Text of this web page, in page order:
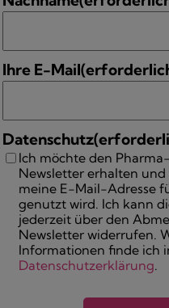
Ihre E-Mail
Datenschutz
Ich möchte den
Newsletter erhalten und
meine E-Mail-Adresse
genutzt wird. Ich kann
jederzeit über den
Newsletter widerrufen.
Informationen finde ich
Datenschutzerklärung.